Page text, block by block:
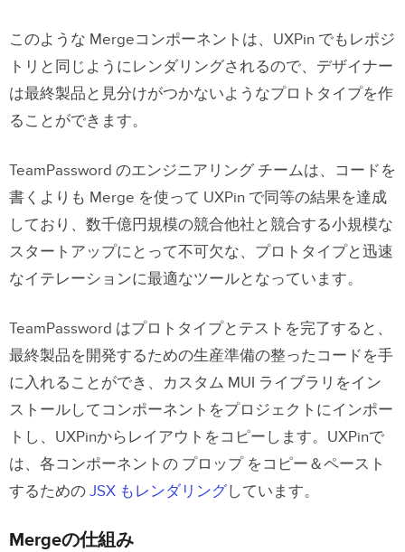
このような Mergeコンポーネントは、UXPin でもレポジ
トリと同じようにレンダリングされるので、デザイナー
は最終製品と見分けがつかないようなプロトタイプを作
ることができます。
TeamPassword のエンジニアリング チームは、コードを
書くよりも Merge を使って UXPin で同等の結果を達成
しており、数千億円規模の競合他社と競合する小規模な
スタートアップにとって不可欠な、プロトタイプと迅速
なイテレーションに最適なツールとなっています。
TeamPassword はプロトタイプとテストを完了すると、
最終製品を開発するための生産準備の整ったコードを手
に入れることができ、カスタム MUI ライブラリをイン
ストールしてコンポーネントをプロジェクトにインポー
トし、UXPinからレイアウトをコピーします。UXPinで
は、各コンポーネントの プロップ をコピー＆ペースト
するための JSX もレンダリングしています。
Mergeの仕組み